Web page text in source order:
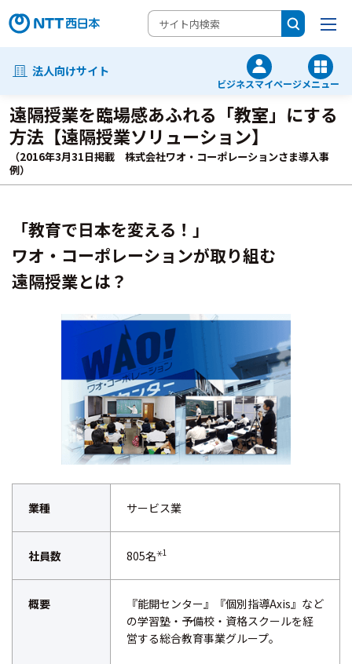
法人向けサイト
ビジネスマイページメニュー
遠隔授業を臨場感あふれる「教室」にする
方法【遠隔授業ソリューション】
（2016年3月31日掲載 株式会社ワオ・コーポレーションさま導入事
例）
「教育で日本を変える！」
ワオ・コーポレーションが取り組む
遠隔授業とは？
業種 サービス業
社員数 805名⚹1
概要
『能開センター』『個別指導Axis』など
の学習塾・予備校・資格スクールを経
営する総合教育事業グループ。